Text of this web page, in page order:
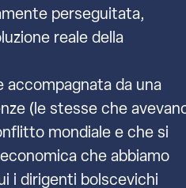
perseguitata,
reale della
accompagnata da una
(le stesse che
mondiale e che si
che abbiamo
i dirigenti bolscevichi